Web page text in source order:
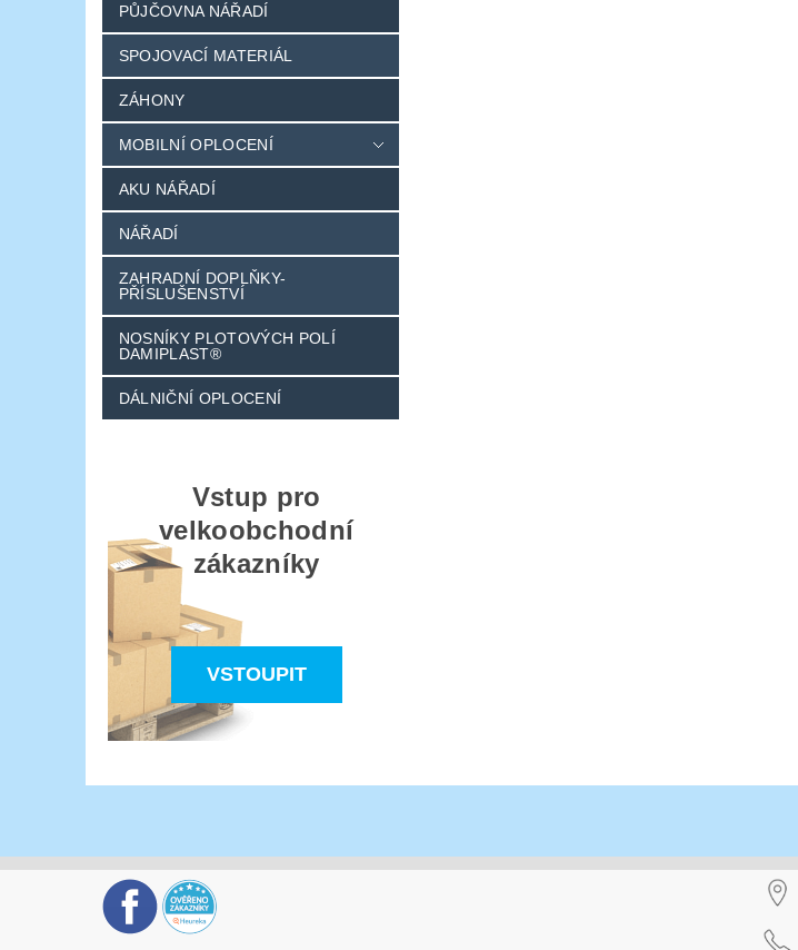
PŮJČOVNA NÁŘADÍ
SPOJOVACÍ MATERIÁL
ZÁHONY
MOBILNÍ OPLOCENÍ
AKU NÁŘADÍ
NÁŘADÍ
ZAHRADNÍ DOPLŇKY-
PŘÍSLUŠENSTVÍ
NOSNÍKY PLOTOVÝCH POLÍ
DAMIPLAST®
DÁLNIČNÍ OPLOCENÍ
Vstup pro
velkoobchodní
zákazníky
VSTOUPIT